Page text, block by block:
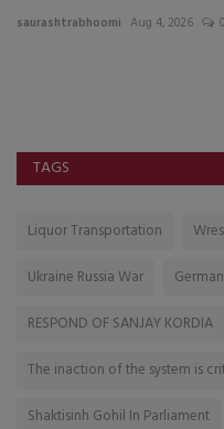
saurashtrabhoomi Aug 4, 2026 0
TAGS
Liquor Transportation
Ukraine Russia War
RESPOND OF SANJAY KORDIA
The inaction of the system is
Shaktisinh Gohil In Parliament